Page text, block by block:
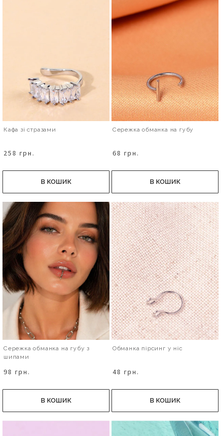
Кафа зі стразами
258 грн.
В КОШИК
Сережка обманка на губу
68 грн.
В КОШИК
Сережка обманка на губу з
шипами
98 грн.
В КОШИК
Обманка пірсинг у ніс
48 грн.
В КОШИК